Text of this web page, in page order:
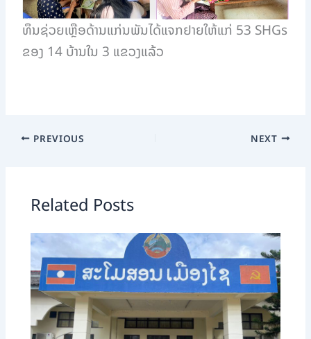
ທຶນຊ່ວຍເຫຼືອດ້ານແກ່ນພັນໄດ້ແຈກຢາຍໃຫ້ແກ່ 53 SHGs
ຂອງ 14 ບ້ານໃນ 3 ແຂວງແລ້ວ
PREVIOUS NEXT
Related Posts